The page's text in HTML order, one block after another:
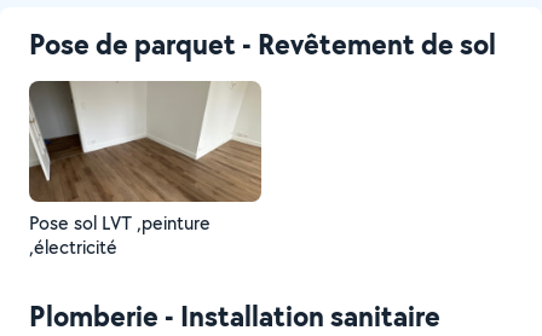
Pose de parquet - Revêtement de sol
Pose sol LVT ,peinture
,électricité
Plomberie - Installation sanitaire